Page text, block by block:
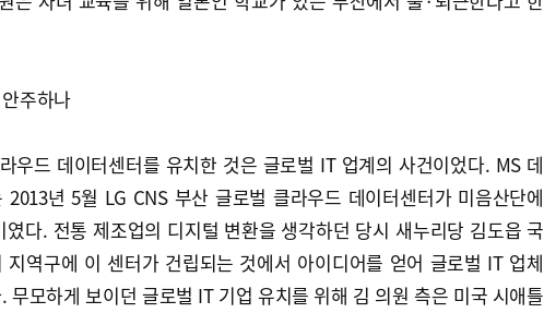
주하나
우드 데이터센터를 유치한 것은 글로벌 IT 업계의 사건이었다. MS 데
2013년 5월 LG CNS 부산 글로벌 클라우드 데이터센터가 미음산단에
였다. 전통 제조업의 디지털 변환을 생각하던 당시 새누리당 김도읍 국
지역구에 이 센터가 건립되는 것에서 아이디어를 얻어 글로벌 IT 업체
무모하게 보이던 글로벌 IT 기업 유치를 위해 김 의원 측은 미국 시애틀